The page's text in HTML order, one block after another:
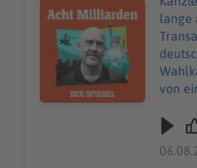
Audiotitel - Friedrich Merz:
von
sogar